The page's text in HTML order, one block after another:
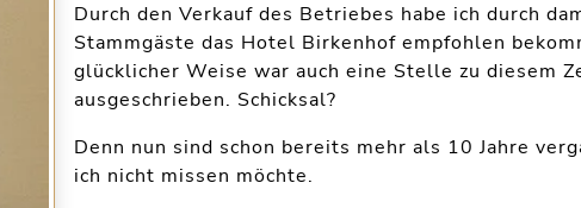
Durch den Verkauf des Betriebes habe ich durch
Stammgäste das Hotel Birkenhof empfohlen
glücklicher Weise war auch eine Stelle zu diesem
ausgeschrieben. Schicksal?
Denn nun sind schon bereits mehr als 10 Jahre
ich nicht missen möchte.